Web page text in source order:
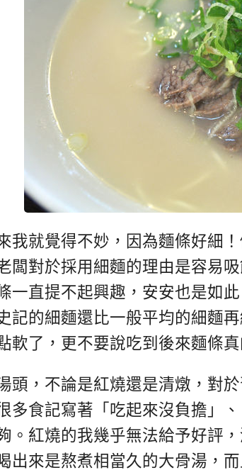
我就覺得不妙，因為麵條好細
闆對於採用細麵的理由是容易
一直提不起興趣，安安也是如
記的細麵還比一般平均的細麵
軟了，更不要說吃到後來麵條真
頭，不論是紅燒還是清燉，對
多食記寫著「吃起來沒負擔」
。紅燒的我幾乎無法給予好評
出來是熬煮相當久的大骨湯，